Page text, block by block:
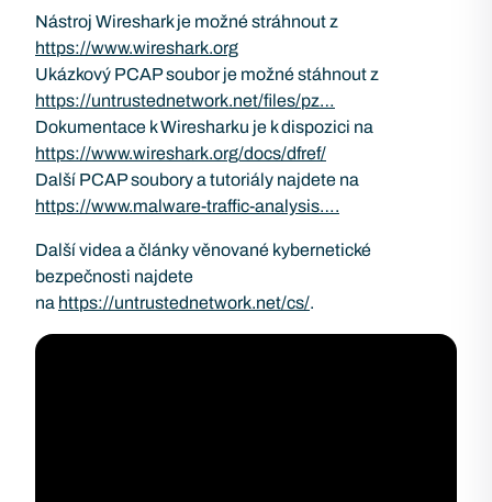
Nástroj Wireshark je možné stráhnout z
https://www.wireshark.org
Ukázkový PCAP soubor je možné stáhnout z
https://untrustednetwork.net/files/pz…
Dokumentace k Wiresharku je k dispozici na
https://www.wireshark.org/docs/dfref/
Další PCAP soubory a tutoriály najdete na
https://www.malware-traffic-analysis….
Další videa a články věnované kybernetické
bezpečnosti najdete
na https://untrustednetwork.net/cs/​.